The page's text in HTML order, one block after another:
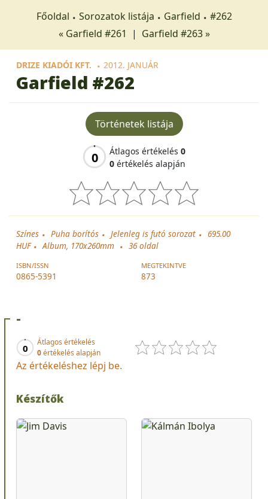
Főoldal Sorozatok listája Garfield
#262
« Garfield #261
| Garfield #263 »
DRIZE KIADÓI KFT. 2012. JANUÁR
Garfield #262
Történetek listája
0 Átlagos értékelés 0
0 értékelés alapján
Színes Puha borítós Jelenleg is futó sorozat
695.00
HUF
Album, 170x260mm 36oldal
ISBN/ISSN
0865-5391
MEGTEKINTVE
873
-
0
Átlagos értékelés
0értékelés alapján
Az értékeléshez lépj be.
Készítők